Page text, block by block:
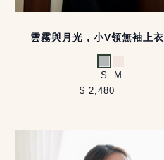
雲霧與月光，小V領無袖上衣
淺灰
S
M
$ 2,480